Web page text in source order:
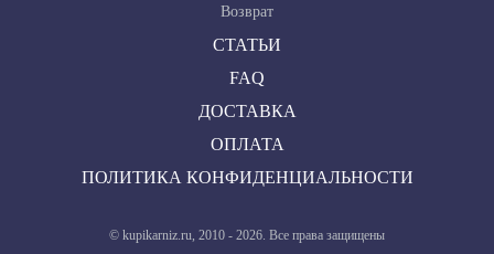
Возврат
СТАТЬИ
FAQ
ДОСТАВКА
ОПЛАТА
ПОЛИТИКА КОНФИДЕНЦИАЛЬНОСТИ
© kupikarniz.ru, 2010 - 2026. Все права защищены